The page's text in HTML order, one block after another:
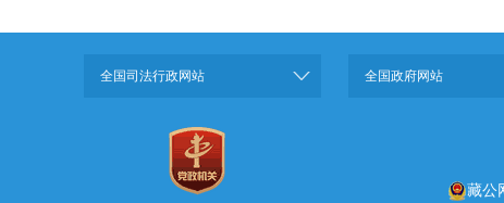
全国司法行政网站 全国政府网站
藏公